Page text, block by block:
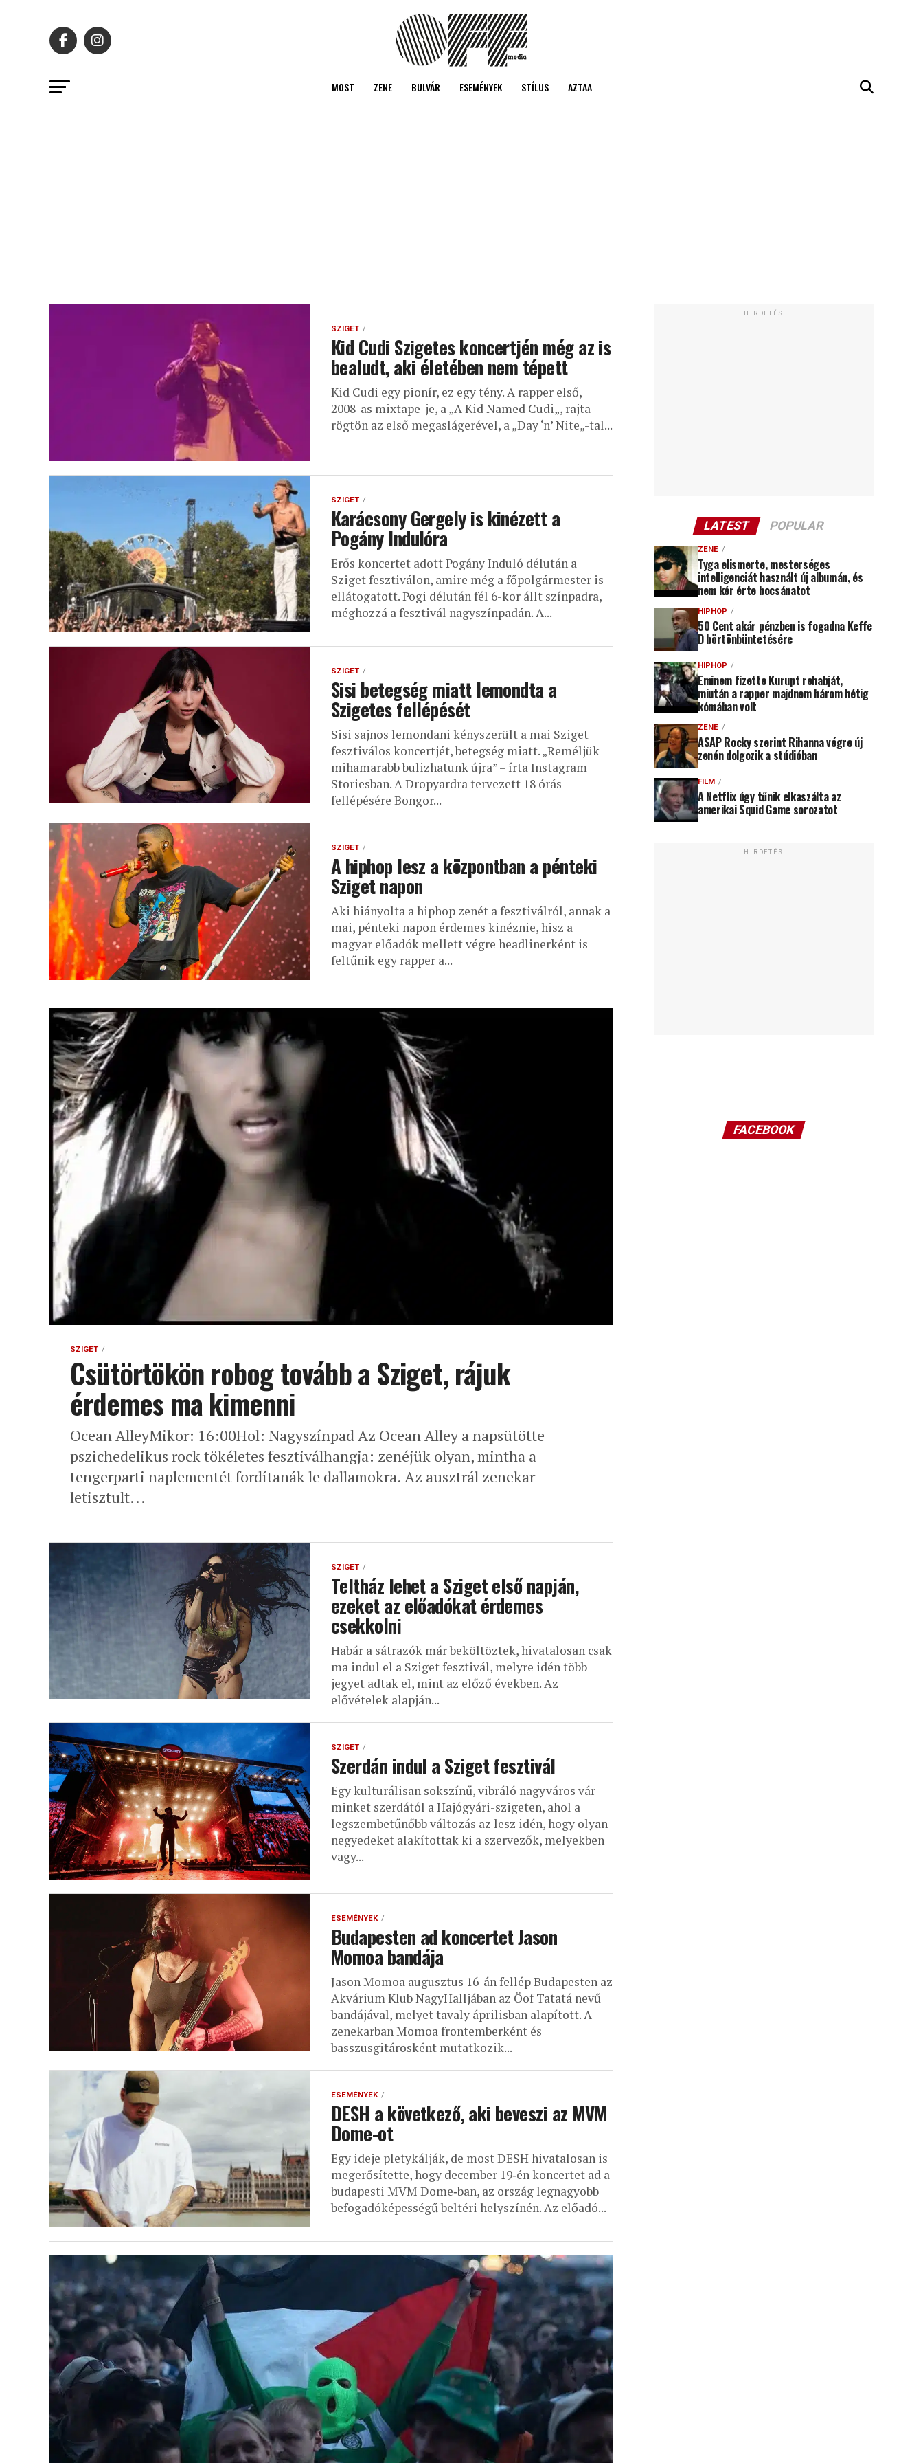
MOST ZENE BULVÁR ESEMÉNYEK STÍLUS AZTAA
SZIGET
Kid Cudi Szigetes koncertjén még az is
bealudt, aki életében nem tépett
Kid Cudi egy pionír, ez egy tény. A rapper első,
2008-as mixtape-je, a „A Kid Named Cudi„, rajta
rögtön az első megaslágerével, a „Day ‘n’ Nite„-tal...
SZIGET
Karácsony Gergely is kinézett a
Pogány Indulóra
Erős koncertet adott Pogány Induló délután a
Sziget fesztiválon, amire még a főpolgármester is
ellátogatott. Pogi délután fél 6-kor állt színpadra,
méghozzá a fesztivál nagyszínpadán. A...
SZIGET
Sisi betegség miatt lemondta a
Szigetes fellépését
Sisi sajnos lemondani kényszerült a mai Sziget
fesztiválos koncertjét, betegség miatt. „Reméljük
mihamarabb bulizhatunk újra” – írta Instagram
Storiesban. A Dropyardra tervezett 18 órás
fellépésére Bongor...
SZIGET
A hiphop lesz a központban a pénteki
Sziget napon
Aki hiányolta a hiphop zenét a fesztiválról, annak a
mai, pénteki napon érdemes kinéznie, hisz a
magyar előadók mellett végre headlinerként is
feltűnik egy rapper a...
SZIGET
Csütörtökön robog tovább a Sziget, rájuk
érdemes ma kimenni
Ocean AlleyMikor: 16:00Hol: Nagyszínpad Az Ocean Alley a napsütötte
pszichedelikus rock tökéletes fesztiválhangja: zenéjük olyan, mintha a
tengerparti naplementét fordítanák le dallamokra. Az ausztrál zenekar
letisztult...
SZIGET
Teltház lehet a Sziget első napján,
ezeket az előadókat érdemes
csekkolni
Habár a sátrazók már beköltöztek, hivatalosan csak
ma indul el a Sziget fesztivál, melyre idén több
jegyet adtak el, mint az előző években. Az
elővételek alapján...
SZIGET
Szerdán indul a Sziget fesztivál
Egy kulturálisan sokszínű, vibráló nagyváros vár
minket szerdától a Hajógyári-szigeten, ahol a
legszembetűnőbb változás az lesz idén, hogy olyan
negyedeket alakítottak ki a szervezők, melyekben
vagy...
ESEMÉNYEK
Budapesten ad koncertet Jason
Momoa bandája
Jason Momoa augusztus 16-án fellép Budapesten az
Akvárium Klub NagyHalljában az Öof Tatatá nevű
bandájával, melyet tavaly áprilisban alapított. A
zenekarban Momoa frontemberként és
basszusgitárosként mutatkozik...
ESEMÉNYEK
DESH a következő, aki beveszi az MVM
Dome-ot
Egy ideje pletykálják, de most DESH hivatalosan is
megerősítette, hogy december 19‑én koncertet ad a
budapesti MVM Dome‑ban, az ország legnagyobb
befogadóképességű beltéri helyszínén. Az előadó...
HIRDETÉS
LATEST POPULAR
ZENE
Tyga elismerte, mesterséges
intelligenciát használt új albumán, és
nem kér érte bocsánatot
HIPHOP
50 Cent akár pénzben is fogadna Keffe
D börtönbüntetésére
HIPHOP
Eminem fizette Kurupt rehabját,
miután a rapper majdnem három hétig
kómában volt
ZENE
A$AP Rocky szerint Rihanna végre új
zenén dolgozik a stúdióban
FILM
A Netflix úgy tűnik elkaszálta az
amerikai Squid Game sorozatot
HIRDETÉS
FACEBOOK